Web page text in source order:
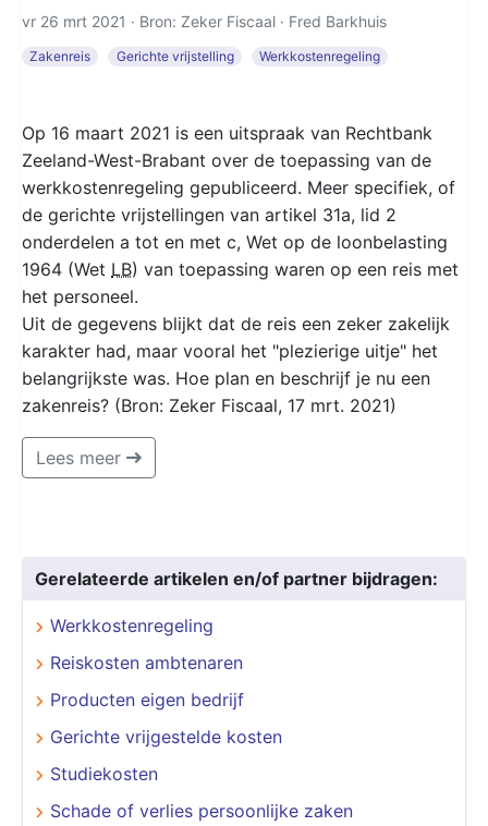
vr 26 mrt 2021 · Bron: Zeker Fiscaal · Fred Barkhuis
Zakenreis Gerichte vrijstelling Werkkostenregeling
Op 16 maart 2021 is een uitspraak van Rechtbank
Zeeland-West-Brabant over de toepassing van de
werkkostenregeling gepubliceerd. Meer specifiek, of
de gerichte vrijstellingen van artikel 31a, lid 2
onderdelen a tot en met c, Wet op de loonbelasting
1964 (Wet LB) van toepassing waren op een reis met
het personeel.
Uit de gegevens blijkt dat de reis een zeker zakelijk
karakter had, maar vooral het "plezierige uitje" het
belangrijkste was. Hoe plan en beschrijf je nu een
zakenreis? (Bron: Zeker Fiscaal, 17 mrt. 2021)
Lees meer
Gerelateerde artikelen en/of partner bijdragen:
Werkkostenregeling
Reiskosten ambtenaren
Producten eigen bedrijf
Gerichte vrijgestelde kosten
Studiekosten
Schade of verlies persoonlijke zaken